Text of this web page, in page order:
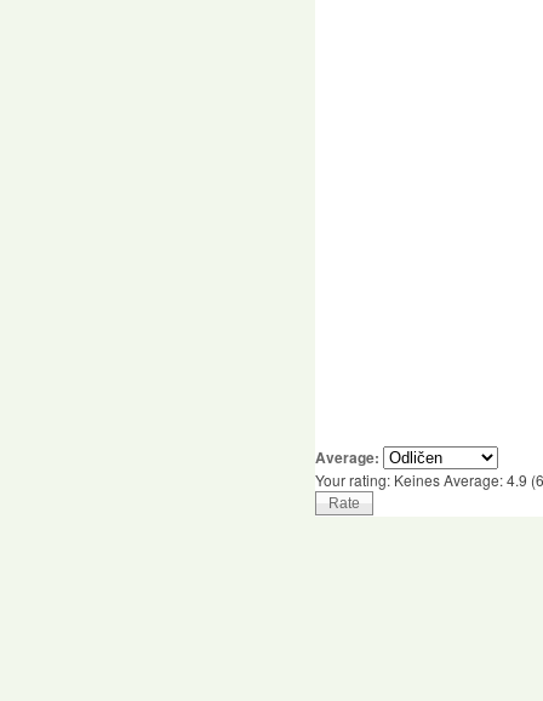
Average:
Your rating: KeinesAverage:4.9 (